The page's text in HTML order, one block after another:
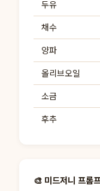
두유
채수
양파
올리브오일
소금
후추
🎨 미드저니 프롬